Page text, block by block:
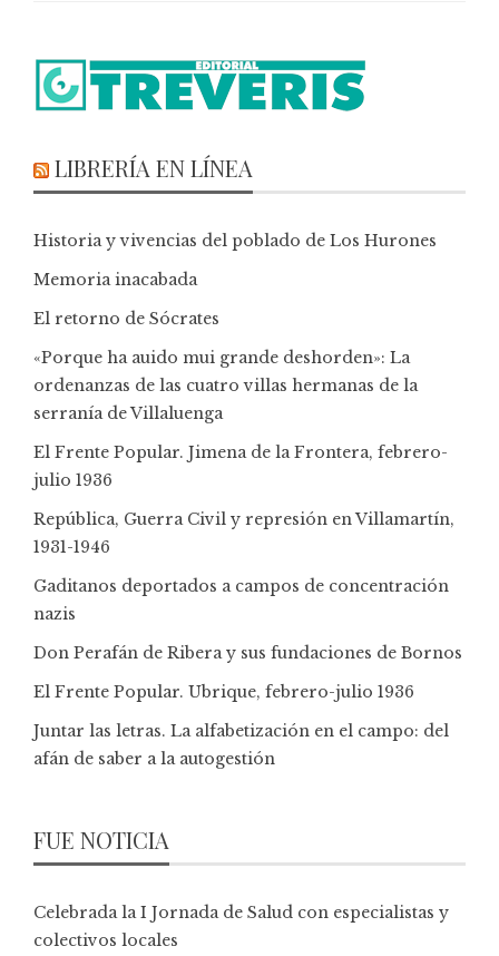
LIBRERÍA EN LÍNEA
Historia y vivencias del poblado de Los Hurones
Memoria inacabada
El retorno de Sócrates
«Porque ha auido mui grande deshorden»: La
ordenanzas de las cuatro villas hermanas de la
serranía de Villaluenga
El Frente Popular. Jimena de la Frontera, febrero-
julio 1936
República, Guerra Civil y represión en Villamartín,
1931-1946
Gaditanos deportados a campos de concentración
nazis
Don Perafán de Ribera y sus fundaciones de Bornos
El Frente Popular. Ubrique, febrero-julio 1936
Juntar las letras. La alfabetización en el campo: del
afán de saber a la autogestión
FUE NOTICIA
Celebrada la I Jornada de Salud con especialistas y
colectivos locales